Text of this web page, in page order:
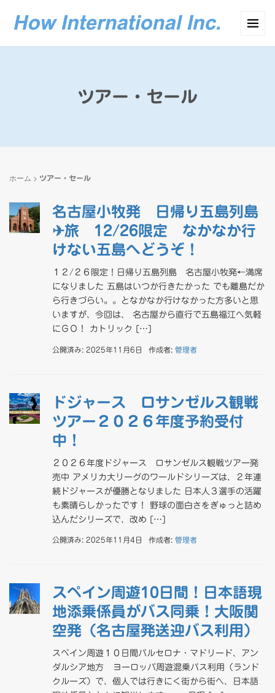
ツアー・セール
ホーム > ツアー・セール
名古屋小牧発 日帰り五島列島
✈旅 12/26限定 なかなか行
けない五島へどうぞ！
１２/２６限定！日帰り五島列島 名古屋小牧発←満席
になりました 五島はいつか行きたかった でも離島だか
ら行きづらい。。となかなか行けなかった方多いと思
いますが、今回は、 名古屋から直行で五島福江へ気軽
にＧＯ！ カトリック […]
公開済み: 2025年11月6日 作成者: 管理者
ドジャース ロサンゼルス観戦
ツアー２０２６年度予約受付
中！
２０２６年度ドジャース ロサンゼルス観戦ツアー発
売中 アメリカ大リーグのワールドシリーズは、２年連
続ドジャースが優勝となりました 日本人３選手の活躍
も素晴らしかったです！ 野球の面白さをぎゅっと詰め
込んだシリーズで、改め […]
公開済み: 2025年11月4日 作成者: 管理者
スペイン周遊10日間！日本語現
地添乗係員がバス同乗！大阪関
空発（名古屋発送迎バス利用）
スペイン周遊１０日間バルセロナ・マドリード、アン
ダルシア地方 ヨーロッパ周遊混乗バス利用（ランド
クルーズ）で、個人では行きにく街から街へ、日本語